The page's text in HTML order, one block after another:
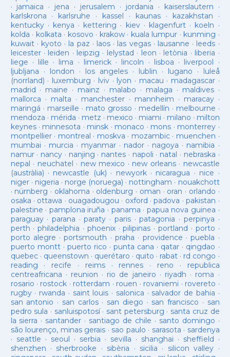
· jamaica · jena · jerusalem · jordania · kaiserslautern ·
karlskrona · karlsruhe · kassel · kaunas· kazakhstan ·
kentucky· kenya · kettering · kiev· klagenfurt · koeln ·
kolda · kolkata · kosovo · krakow· kuala lumpur · kunming ·
kuwait· kyoto · la paz · laos· las vegas· lausanne · leeds ·
leicester· leiden · leipzig · lelystad · leon · letònia · liberia ·
liege · lille · lima · limerick· lincoln · lisboa · liverpool ·
ljubljana · london · los angeles· lublin · lugano · luleå
(norrland) · luxemburg · lviv · lyon · macau · madagascar·
madrid · maine · mainz · malabo · malaga · maldives·
mallorca · malta · manchester· mannheim · maracay·
maringá · marseille · mato grosso · medellín · melbourne ·
mendoza · mérida · metz · mexico · miami · milano · milton
keynes· minnesota · minsk · monaco · mons · monterrey ·
montpellier· montreal · moskva · mozambic· muenchen ·
mumbai · murcia · myanmar· nador · nagoya · namibia ·
namur· nancy · nanjing · nantes · napoli · natal · nebraska ·
nepal · neuchatel · new mexico · new orleans· newcastle
(austràlia) · newcastle (uk) · newyork· nicaragua · nice ·
niger· nigeria · norge (noruega) · nottingham · nouakchott
· nürnberg · oklahoma · oldenburg · oman · oran · orlando ·
osaka · ottawa · ouagadougou · oxford ·padova ·pakistan ·
palestine · pamplona iruña · panama · papua nova guinea ·
paraguay· parana ·paraty · paris·patagonia · perpinya ·
perth ·philadelphia · phoenix·pilipinas ·portland · porto ·
porto alegre ·portsmouth ·praha · providence ·puebla ·
puerto montt· puerto rico ·punta cana · qatar · qingdao ·
quebec· queenstown · querétaro · quito · rabat · rd congo ·
reading · recife · reims· rennes · reno · republica
centreafricana · reunion · rio de janeiro · riyadh · roma ·
rosario · rostock · rotterdam · rouen · rovaniemi · rovereto ·
rugby· rwanda · saint louis · salonica · salvador de bahia ·
san antonio · san carlos· san diego · san francisco · san
pedro sula · sanluispotosí· sant petersburg · santa cruz de
la sierra · santander · santiago de chile · santo domingo ·
são lourenço, minas gerais · sao paulo · sarasota · sardenya
· seattle · seoul · serbia · sevilla · shanghai · sheffield ·
shenzhen · sherbrooke · sibèria · sicilia · silicon valley ·